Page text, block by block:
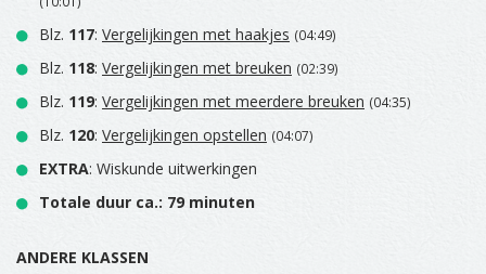
Blz. 117: Vergelijkingen met haakjes (04:49)
Blz. 118: Vergelijkingen met breuken (02:39)
Blz. 119: Vergelijkingen met meerdere breuken (04:35)
Blz. 120: Vergelijkingen opstellen (04:07)
EXTRA: Wiskunde uitwerkingen
Totale duur ca.: 79 minuten
ANDERE KLASSEN